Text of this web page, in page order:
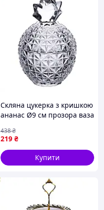
Скляна цукерка з кришкою
ананас Ø9 см прозора ваза
219 ₴
438₴
Купити